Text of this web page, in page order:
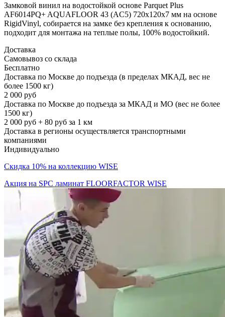
Замковой винил на водостойкой основе Parquet Plus
AF6014PQ+ AQUAFLOOR 43 (AC5) 720x120x7 мм на основе
RigidVinyl, собирается на замке без крепления к основанию,
подходит для монтажа на теплые полы, 100% водостойкий.
Доставка
Самовывоз со склада
Бесплатно
Доставка по Москве до подъезда (в пределах МКАД, вес не
более 1500 кг)
2 000 руб
Доставка по Москве до подъезда за МКАД и МО (вес не более
1500 кг)
2 000 руб + 80 руб за 1 км
Доставка в регионы осуществляется транспортными
компаниями
Индивидуально
Скидка 10% на коллекцию WISE
Акция на SPC ламинат FLOORFACTOR WISE